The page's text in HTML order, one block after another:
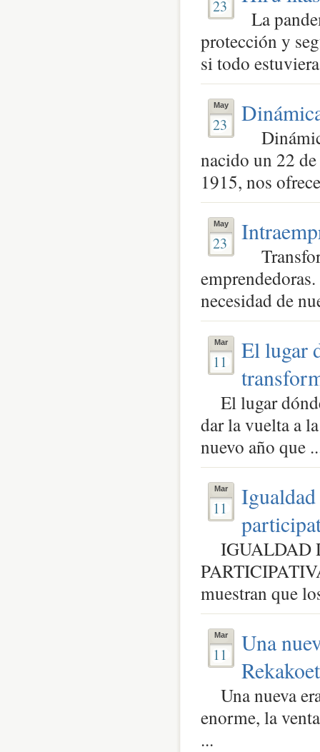
23
La
protección y
si todo
May
23
nacido un 22
1915, nos
May
23
necesidad de
Mar
11
El lugar
El lugar
dar la vuelta a
nuevo año que
Mar
11
IGUALDAD
muestran que
Mar
11
Una
Una nueva
enorme, la
...